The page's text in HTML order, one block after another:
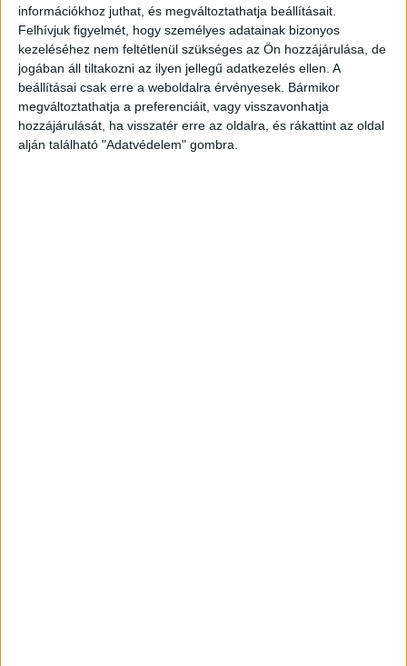
információkhoz juthat, és megváltoztathatja beállításait.
Felhívjuk figyelmét, hogy személyes adatainak bizonyos
kezeléséhez nem feltétlenül szükséges az Ön hozzájárulása, de
jogában áll tiltakozni az ilyen jellegű adatkezelés ellen. A
beállításai csak erre a weboldalra érvényesek. Bármikor
megváltoztathatja a preferenciáit, vagy visszavonhatja
hozzájárulását, ha visszatér erre az oldalra, és rákattint az oldal
alján található "Adatvédelem" gombra.
körülményeinek tisztázására.